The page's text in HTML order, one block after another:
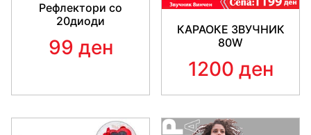
Рефлектори со
20диоди
99 ден
КАРАОКЕ ЗВУЧНИК
80W
1200 ден